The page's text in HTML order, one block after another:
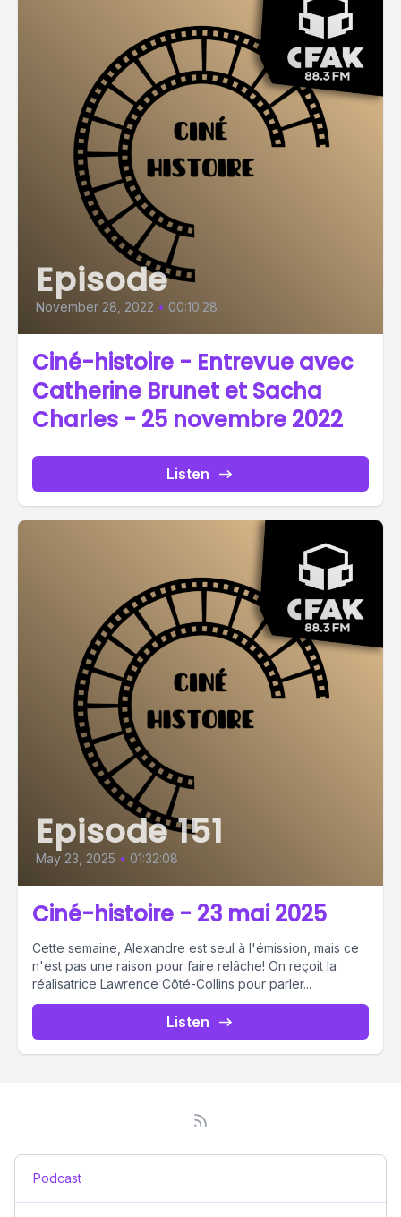
Episode
November 28, 2022 • 00:10:28
Ciné-histoire - Entrevue avec
Catherine Brunet et Sacha
Charles - 25 novembre 2022
Listen
Episode 151
May 23, 2025 • 01:32:08
Ciné-histoire - 23 mai 2025
Cette semaine, Alexandre est seul à l'émission, mais ce
n'est pas une raison pour faire relâche! On reçoit la
réalisatrice Lawrence Côté-Collins pour parler...
Listen
Podcast